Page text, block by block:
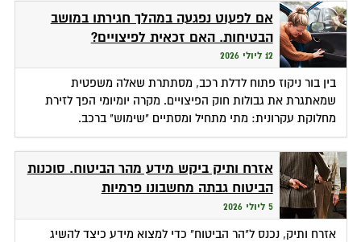
אם לפעוט נפגעה במהלך חגירתו במושב
הבטיחות. האם זכאית לפיצויים?
12 ליולי 2026
בין בור ניקוז פתוח לדלת רכב, מסתתרת שאלה משפטית
שמאתגרת את גבולות חוק הפיצויים. מקרה יומיומי הפך לזירת
מחלוקת עקרונית: מתי מתחיל ומסתיים "שימוש" ברכב.
אזרח ותיק ביקש מידע מהר הביטוח. סוכנות
הביטוח גבתה מחשבונו פרמיות
5 ליולי 2026
אזרח ותיק, נכנס ל"הר הביטוח" כדי למצוא מידע כיצד להשיג